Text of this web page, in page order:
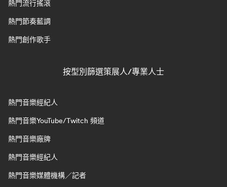
熱門流行搖滾
熱門節奏藍調
熱門創作歌手
按型別篩選策展人/專業人士
熱門音樂經紀人
熱門音樂YouTube/Twitch 頻道
熱門音樂廠牌
熱門音樂經紀人
熱門音樂媒體機構／記者